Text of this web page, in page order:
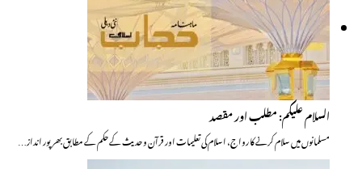
السلام علیکم: مطلب اور مقصد
مسلمانوں میں سلام کرنے کا رواج، اسلام کی تعلیمات اور قرآن و حدیث کے حکم کے مطابق بھر پور انداز…